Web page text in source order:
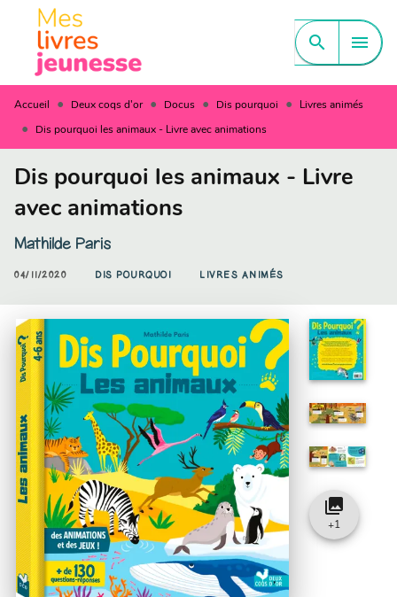
MENU CONTENU
PIED DE PAGE
search menu
Accueil • Deux coqs d'or • Docus • Dis pourquoi • Livres animés
• Dis pourquoi les animaux - Livre avec animations
Dis pourquoi les animaux - Livre
avec animations
Mathilde Paris
04/11/2020 DIS POURQUOI LIVRES ANIMÉS
collections
+1